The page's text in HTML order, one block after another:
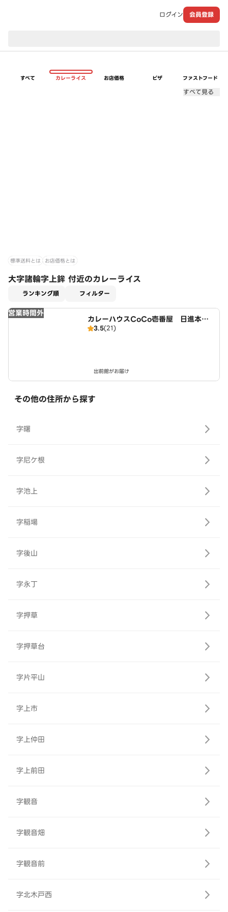
ログイン 会員登録
すべて カレーライス お店価格 ピザ ファストフード
すべて見る
標準送料とは お店価格とは
大字諸輪字上鉾 付近のカレーライス
ランキング順 フィルター
営業時間外
カレーハウスCoCo壱番屋 日進本郷
町店（SD）
3.5(21)
出前館がお届け
その他の住所から探す
字曙
字尼ケ根
字池上
字稲場
字後山
字永丁
字押草
字押草台
字片平山
字上市
字上仲田
字上前田
字観音
字観音畑
字観音前
字北木戸西